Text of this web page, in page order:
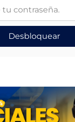
Desbloquear